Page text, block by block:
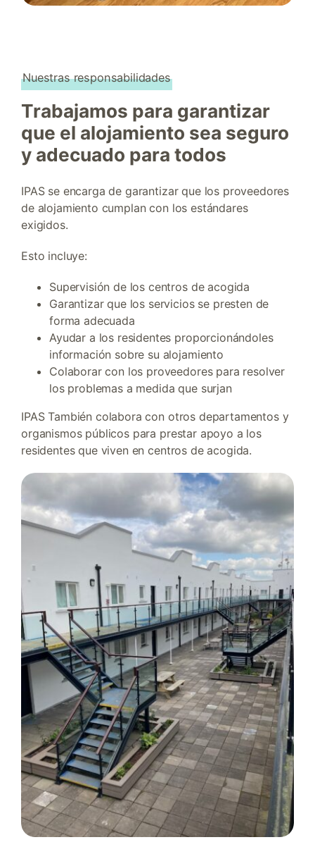
Nuestras responsabilidades
Trabajamos para garantizar
que el alojamiento sea seguro
y adecuado para todos
IPAS se encarga de garantizar que los proveedores
de alojamiento cumplan con los estándares
exigidos.
Esto incluye:
Supervisión de los centros de acogida
Garantizar que los servicios se presten de
forma adecuada
Ayudar a los residentes proporcionándoles
información sobre su alojamiento
Colaborar con los proveedores para resolver
los problemas a medida que surjan
IPAS También colabora con otros departamentos y
organismos públicos para prestar apoyo a los
residentes que viven en centros de acogida.